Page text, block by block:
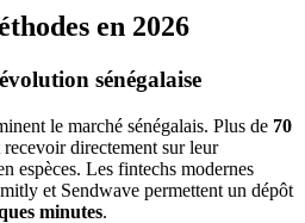
en 2026
sénégalaise
le marché sénégalais. Plus de 70
directement sur leur
espèces. Les fintechs modernes
et Sendwave permettent un dépôt
minutes.